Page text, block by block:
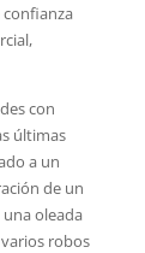
con
últimas
a un
de un
oleada
robos